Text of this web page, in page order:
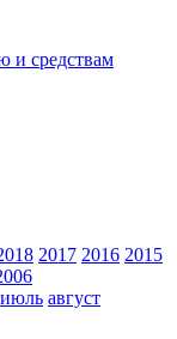
и средствам
2017 2016 2015
июль август